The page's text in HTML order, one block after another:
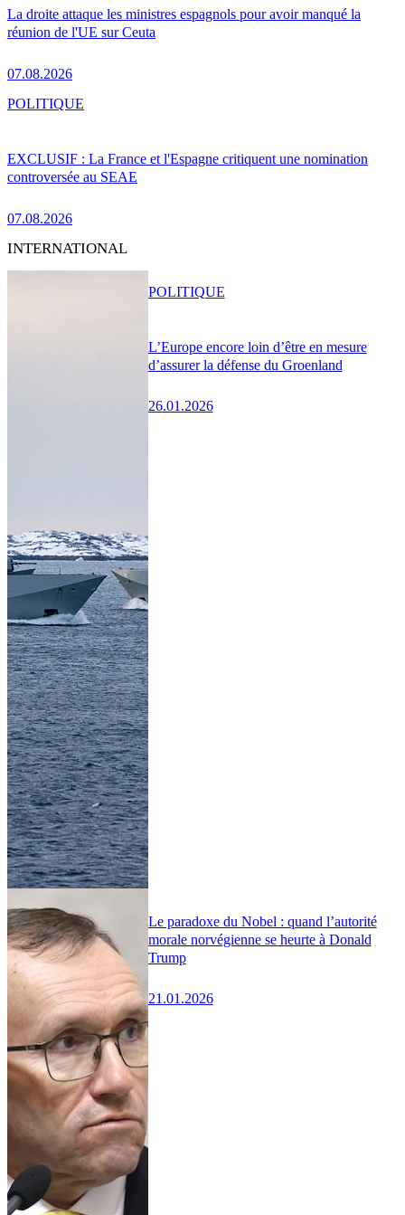
La droite attaque les ministres espagnols pour avoir manqué la
réunion de l'UE sur Ceuta
07.08.2026
EXCLUSIF : La France et l'Espagne critiquent une nomination
controversée au SEAE
07.08.2026
POLITIQUE
INTERNATIONAL
L’Europe encore loin d’être en mesure
d’assurer la défense du Groenland
26.01.2026
POLITIQUE
Le paradoxe du Nobel : quand l’autorité
morale norvégienne se heurte à Donald
Trump
21.01.2026